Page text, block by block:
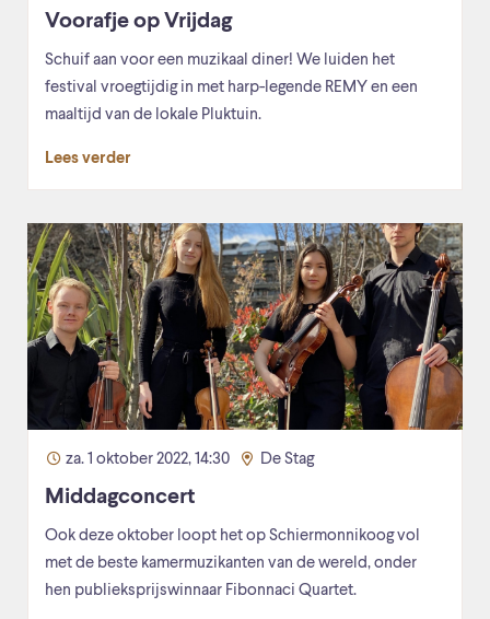
Voorafje op Vrijdag
Schuif aan voor een muzikaal diner! We luiden het
festival vroegtijdig in met harp-legende REMY en een
maaltijd van de lokale Pluktuin.
Lees verder
za. 1 oktober 2022, 14:30 De Stag
Middagconcert
Ook deze oktober loopt het op Schiermonnikoog vol
met de beste kamermuzikanten van de wereld, onder
hen publieksprijswinnaar Fibonnaci Quartet.